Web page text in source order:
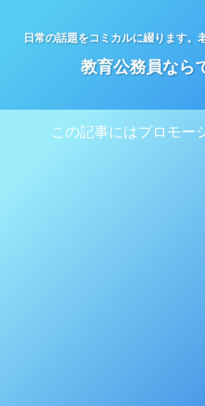
日常の話題をコミカルに綴ります。
教育公務員なら
この記事にはプロモー